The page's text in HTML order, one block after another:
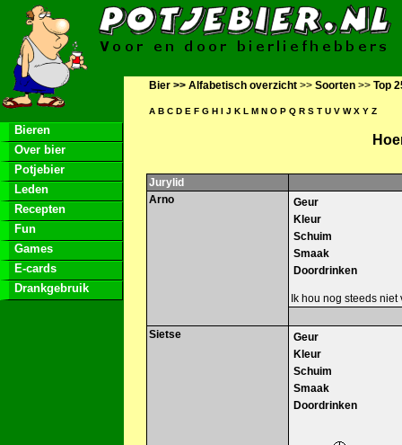
Bieren
Over bier
Potjebier
Leden
Recepten
Fun
Games
E-cards
Drankgebruik
Bier >> Alfabetisch overzicht >> Soorten >> Top
A B C D E F G H I J K L M N O P Q R S T U V W X Y Z
Jurylid
Arno
Geur
Kleur
Schuim
Smaak
Doordrinken
Ik hou nog steeds
Sietse
Geur
Kleur
Schuim
Smaak
Doordrinken